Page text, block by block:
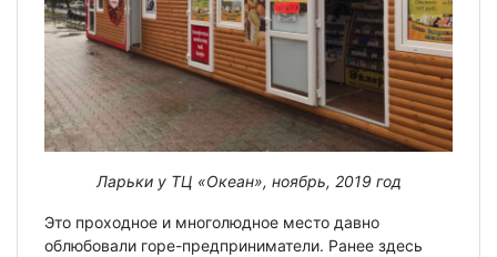
Ларьки у ТЦ «Океан», ноябрь, 2019 год
Это проходное и многолюдное место давно
облюбовали горе-предприниматели. Ранее здесь